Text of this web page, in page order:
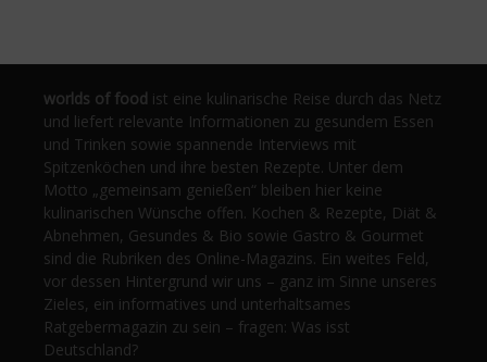
worlds of food ist eine kulinarische Reise durch das Netz
und liefert relevante Informationen zu gesundem Essen
und Trinken sowie spannende Interviews mit
Spitzenköchen und ihre besten Rezepte. Unter dem
Motto „gemeinsam genießen“ bleiben hier keine
kulinarischen Wünsche offen. Kochen & Rezepte, Diät &
Abnehmen, Gesundes & Bio sowie Gastro & Gourmet
sind die Rubriken des Online-Magazins. Ein weites Feld,
vor dessen Hintergrund wir uns – ganz im Sinne unseres
Zieles, ein informatives und unterhaltsames
Ratgebermagazin zu sein – fragen: Was isst
Deutschland?